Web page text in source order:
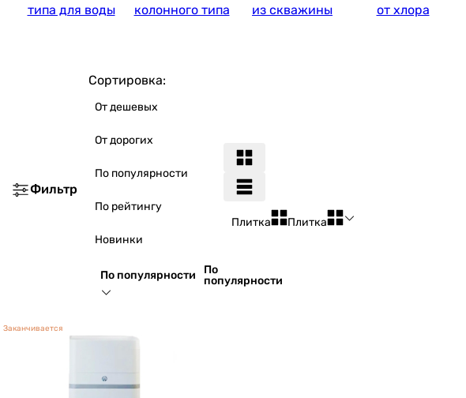
типа для воды
колонного типа
из скважины
от хлора
Фильтр
Сортировка:
От дешевых
От дорогих
По популярности
По рейтингу
Новинки
По популярности
По
популярности
Плитка Плитка
Заканчивается